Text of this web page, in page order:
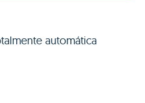
automática